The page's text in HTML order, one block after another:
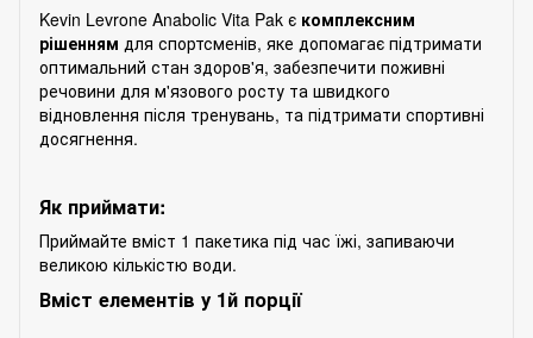
Kevin Levrone Anabolic Vita Pak є комплексним
рішенням для спортсменів, яке допомагає підтримати
оптимальний стан здоров'я, забезпечити поживні
речовини для м'язового росту та швидкого
відновлення після тренувань, та підтримати спортивні
досягнення.
Як приймати:
Приймайте вміст 1 пакетика під час їжі, запиваючи
великою кількістю води.
Вміст елементів у 1й порції